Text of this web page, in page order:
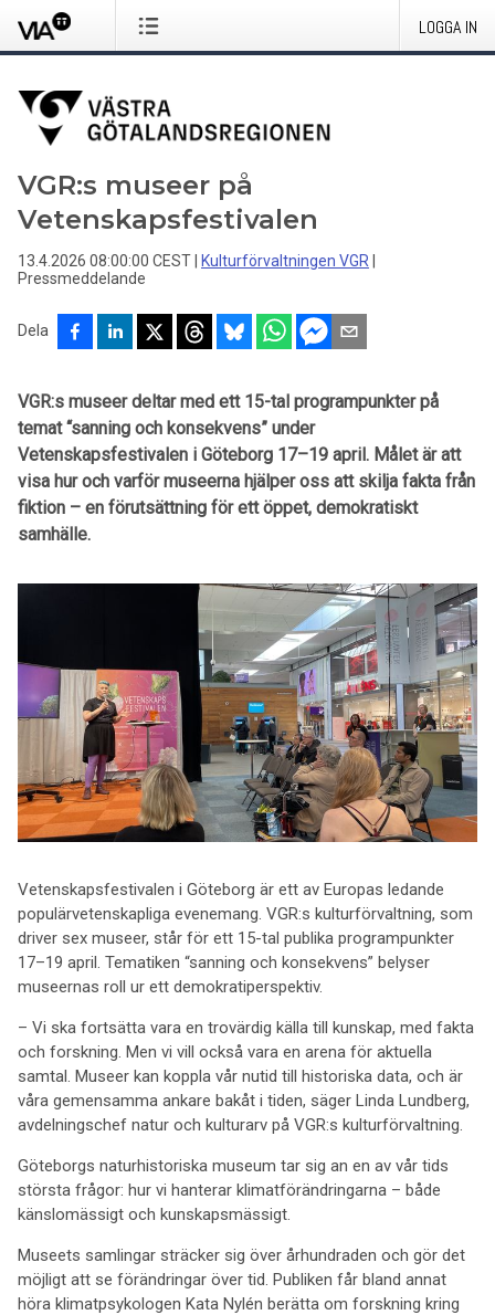
LOGGA IN
VGR:s museer på
Vetenskapsfestivalen
13.4.2026 08:00:00 CEST Kulturförvaltningen VGR
Pressmeddelande
Dela
VGR:s museer deltar med ett 15-tal programpunkter på
temat “sanning och konsekvens” under
Vetenskapsfestivalen i Göteborg 17–19 april. Målet är att
visa hur och varför museerna hjälper oss att skilja fakta från
fiktion – en förutsättning för ett öppet, demokratiskt
samhälle.
Vetenskapsfestivalen i Göteborg är ett av Europas ledande
populärvetenskapliga evenemang. VGR:s kulturförvaltning, som
driver sex museer, står för ett 15-tal publika programpunkter
17–19 april. Tematiken “sanning och konsekvens” belyser
museernas roll ur ett demokratiperspektiv.
– Vi ska fortsätta vara en trovärdig källa till kunskap, med fakta
och forskning. Men vi vill också vara en arena för aktuella
samtal. Museer kan koppla vår nutid till historiska data, och är
våra gemensamma ankare bakåt i tiden, säger Linda Lundberg,
avdelningschef natur och kulturarv på VGR:s kulturförvaltning.
Göteborgs naturhistoriska museum tar sig an en av vår tids
största frågor: hur vi hanterar klimatförändringarna – både
känslomässigt och kunskapsmässigt.
Museets samlingar sträcker sig över århundraden och gör det
möjligt att se förändringar över tid. Publiken får bland annat
höra klimatpsykologen Kata Nylén berätta om forskning kring